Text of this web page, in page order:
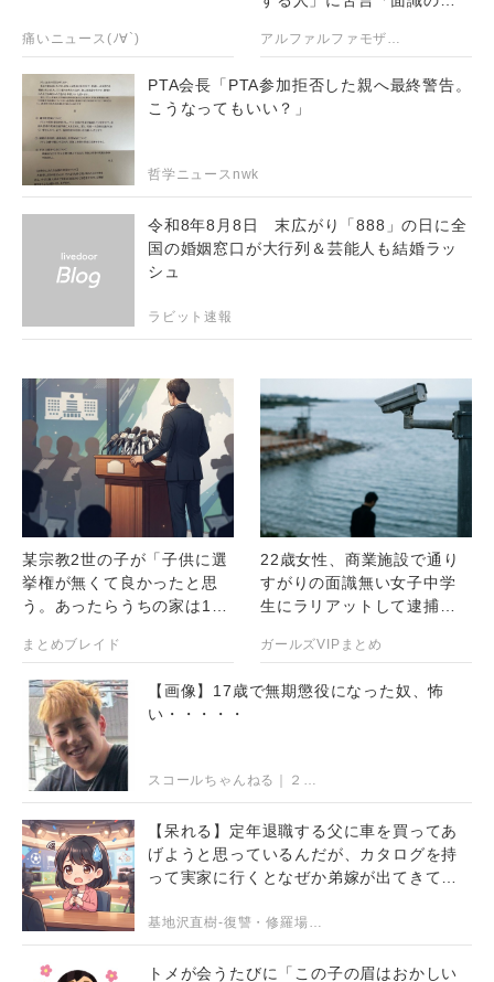
痛いニュース(ﾉ∀`)
のは恐怖」
アルファルファモザイク＠ネットニュースのまとめ
PTA会長「PTA参加拒否した親へ最終警告。
こうなってもいい？」
哲学ニュースnwk
令和8年8月8日 末広がり「888」の日に全
国の婚姻窓口が大行列＆芸能人も結婚ラッ
シュ
ラビット速報
某宗教2世の子が「子供に選
挙権が無くて良かったと思
う。あったらうちの家は10
思うよ」と真顔で言ってい
「こ...
まとめブレイド
22歳女性、商業施設で通り
すがりの面識無い女子中学
生にラリアットして逮捕さ
ガールズVIPまとめ
【画像】17歳で無期懲役になった奴、怖
い・・・・・
スコールちゃんねる｜２ちゃんまとめブログ
【呆れる】定年退職する父に車を買ってあ
げようと思っているんだが、カタログを持
って実家に行くとなぜか弟嫁が出てきて車
基地沢直樹-復讐・修羅場・DQN返し【2chスカッとする話まとめ】
トメが会うたびに「この子の眉はおかしい